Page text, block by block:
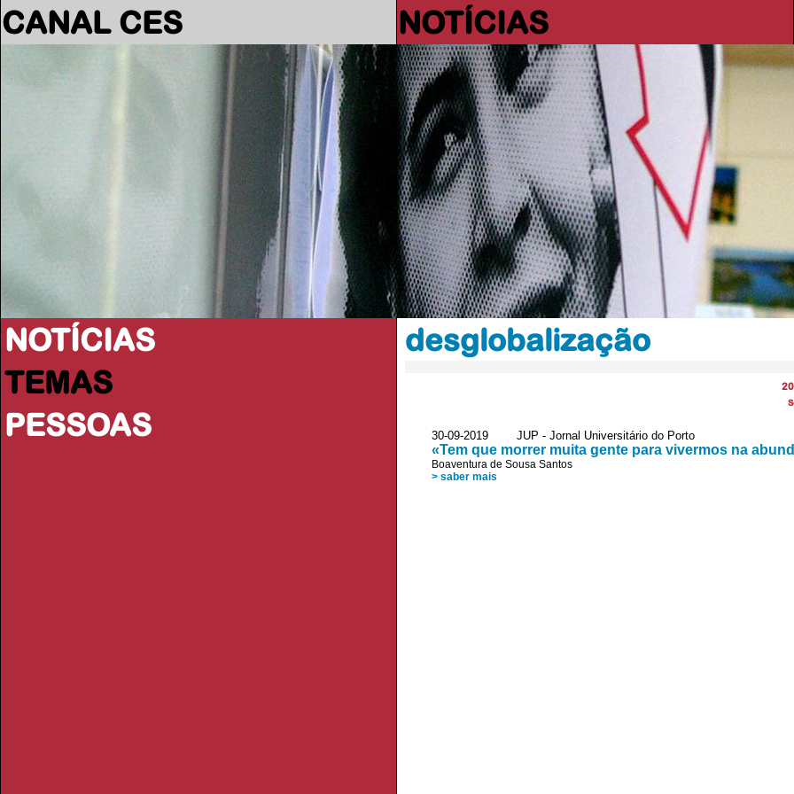
CANAL CES NOTÍCIAS
NOTÍCIAS
TEMAS
PESSOAS
desglobalização
30-09-2019 JUP - Jornal Universitário do Porto
«Tem que morrer muita gente para vivermos na
Boaventura de Sousa Santos
> saber mais